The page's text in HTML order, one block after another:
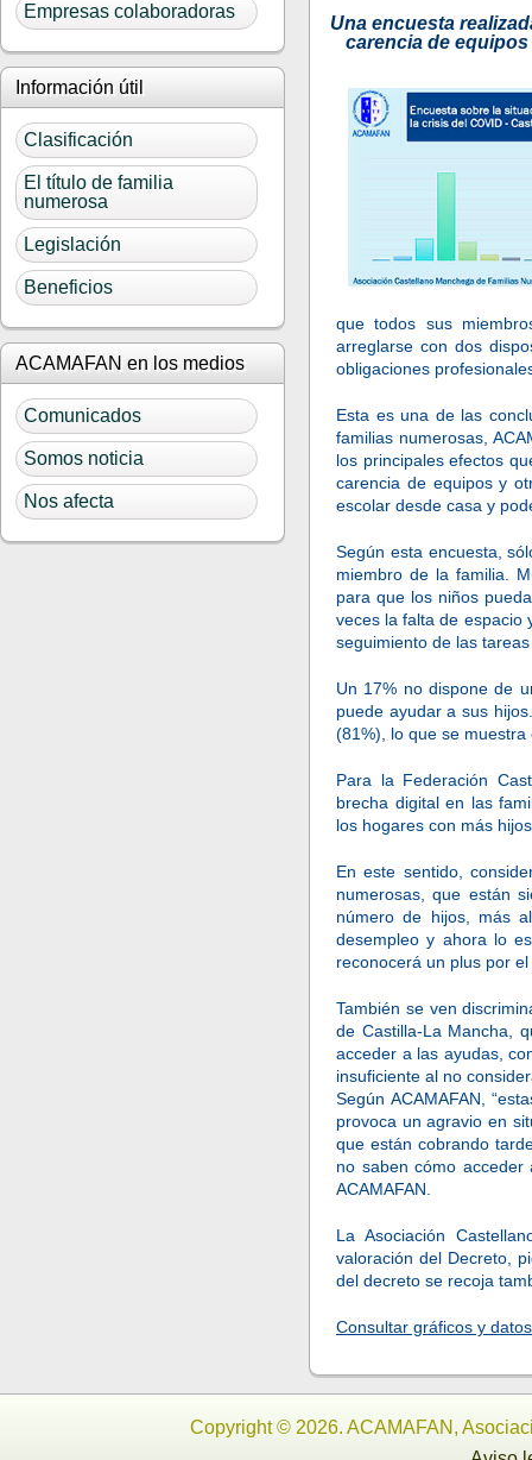
Empresas colaboradoras
Información útil
Clasificación
El título de familia
numerosa
Legislación
Beneficios
ACAMAFAN en los medios
Comunicados
Somos noticia
Nos afecta
Una encuesta
carencia de
que todos sus
arreglarse con dos
obligaciones
Esta es una de las
familias numerosas,
los principales efectos
carencia de equipos y
escolar desde casa y
Según esta encuesta,
miembro de la familia.
para que los niños
veces la falta de espacio
seguimiento de las
Un 17% no dispone de
puede ayudar a sus
(81%), lo que se
Para la Federación
brecha digital en las
los hogares con más
En este sentido,
numerosas, que están
número de hijos, más
desempleo y ahora lo
reconocerá un plus por el
También se ven
de Castilla-La Mancha,
acceder a las ayudas,
insuficiente al no
Según ACAMAFAN,
provoca un agravio en
que están cobrando
no saben cómo acceder
ACAMAFAN.
La Asociación
valoración del Decreto,
del decreto se recoja
Consultar gráficos y
Copyright © 2026. ACAMAFAN,